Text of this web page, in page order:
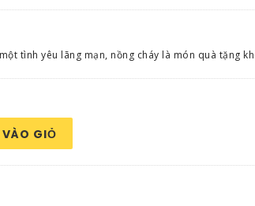
tình yêu lãng mạn, nồng cháy là món quà tặng
GIỎ